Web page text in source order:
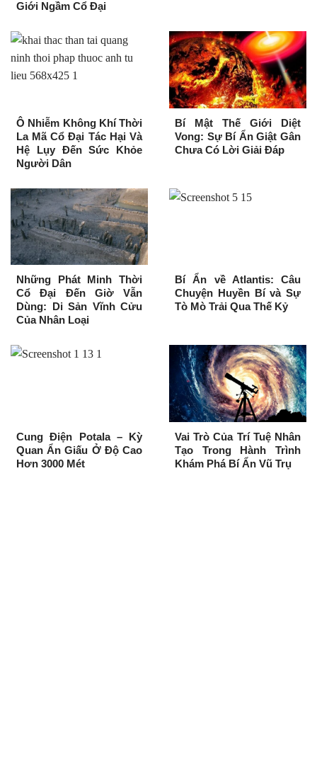
Giới Ngầm Cổ Đại
Ô Nhiễm Không Khí Thời
La Mã Cổ Đại Tác Hại Và
Hệ Lụy Đến Sức Khỏe
Người Dân
Bí Mật Thế Giới Diệt
Vong: Sự Bí Ẩn Giật Gân
Chưa Có Lời Giải Đáp
Những Phát Minh Thời
Cổ Đại Đến Giờ Vẫn
Dùng: Di Sản Vĩnh Cửu
Của Nhân Loại
Bí Ẩn về Atlantis: Câu
Chuyện Huyền Bí và Sự
Tò Mò Trải Qua Thế Kỷ
Cung Điện Potala – Kỳ
Quan Ẩn Giấu Ở Độ Cao
Hơn 3000 Mét
Vai Trò Của Trí Tuệ Nhân
Tạo Trong Hành Trình
Khám Phá Bí Ẩn Vũ Trụ